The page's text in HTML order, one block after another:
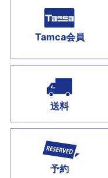
Tamca会員
送料
予約